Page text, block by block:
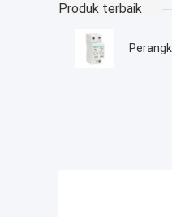
Produk terbaik